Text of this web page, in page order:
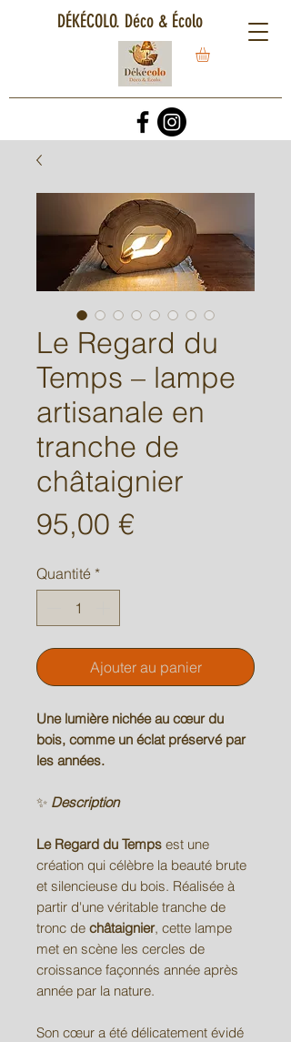
DÉKÉCOLO. Déco & Écolo
Le Regard du
Temps – lampe
artisanale en
tranche de
châtaignier
95,00 €
Quantité *
Ajouter au panier
Une lumière nichée au cœur du
bois, comme un éclat préservé par
les années.
✨ Description
Le Regard du Temps est une
création qui célèbre la beauté brute
et silencieuse du bois. Réalisée à
partir d'une véritable tranche de
tronc de châtaignier, cette lampe
met en scène les cercles de
croissance façonnés année après
année par la nature.
Son cœur a été délicatement évidé